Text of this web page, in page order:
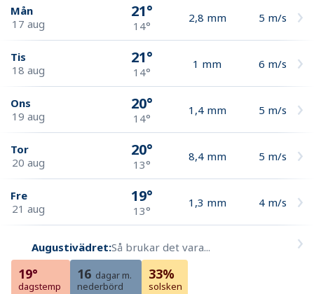
Mån
17 aug
21°
14°
2,8 mm 5 m/s
Tis
18 aug
21°
14°
1 mm 6 m/s
Ons
19 aug
20°
14°
1,4 mm 5 m/s
Tor
20 aug
20°
13°
8,4 mm 5 m/s
Fre
21 aug
19°
13°
1,3 mm 4 m/s
Augustivädret:Så brukar det vara...
19°
dagstemp
16 dagar m.
nederbörd
33%
solsken